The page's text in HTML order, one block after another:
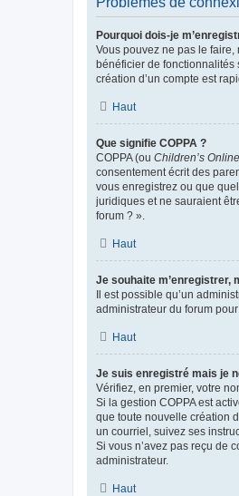
Pourquoi dois-je
Vous pouvez ne pas le faire,
bénéficier de fonctionnalités
création d’un compte est
Haut
Que signifie COPPA ?
COPPA (ou Children’s
consentement écrit des
vous enregistrez ou que
juridiques et ne sauraient
forum ? ».
Haut
Je souhaite m’enregistrer,
Il est possible qu’un
administrateur du forum pour
Haut
Je suis enregistré mais je
Vérifiez, en premier, votre
Si la gestion COPPA est
que toute nouvelle création
un courriel, suivez ses
Si vous n’avez pas reçu de
administrateur.
Haut